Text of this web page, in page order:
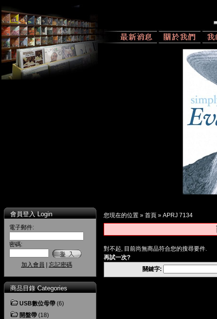
會員登入 Login
電子郵件:
密碼:
加入會員 忘記密碼
商品目錄 Categories
USB數位母帶 (6)
開盤帶 (18)
您現在的位置 » 首頁 » APRJ 7134
對不起, 目前尚無商品符合您的搜尋要件.
再試一次?
關鍵字: